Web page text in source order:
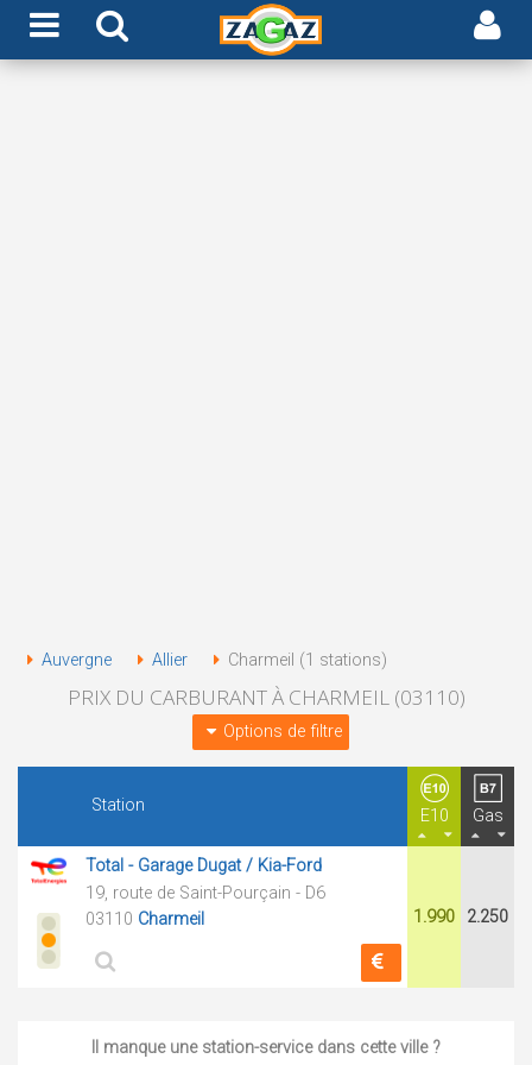
Auvergne Allier Charmeil (1 stations)
PRIX DU CARBURANT À CHARMEIL (03110)
Options de filtre
Station
E10 Gas
Total - Garage Dugat / Kia-Ford
19, route de Saint-Pourçain - D6
03110 Charmeil 1.990 2.250
Il manque une station-service dans cette ville ?